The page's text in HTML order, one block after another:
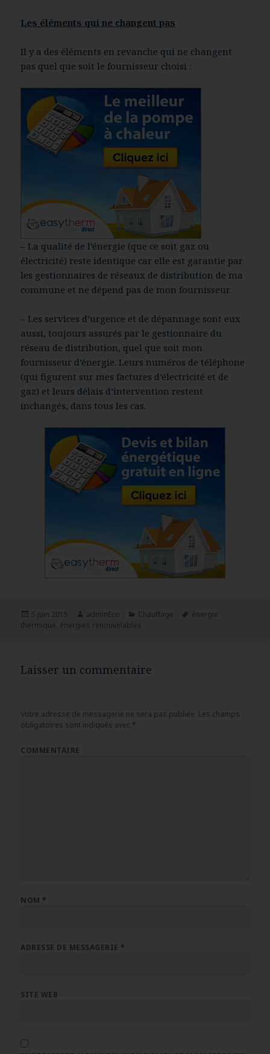
Les éléments qui ne changent pas
Il y a des éléments en revanche qui ne changent
pas quel que soit le fournisseur choisi :
– La qualité de l’énergie (que ce soit gaz ou
électricité) reste identique car elle est garantie par
les gestionnaires de réseaux de distribution de ma
commune et ne dépend pas de mon fournisseur.
– Les services d’urgence et de dépannage sont eux
aussi, toujours assurés par le gestionnaire du
réseau de distribution, quel que soit mon
fournisseur d’énergie. Leurs numéros de téléphone
(qui figurent sur mes factures d’électricité et de
gaz) et leurs délais d’intervention restent
inchangés, dans tous les cas.
Publié
le
5 juin 2015 Auteur
adminEco Catégories
Chauffage
Mots-
énergie
thermique, énergies renouvelables
Laisser un commentaire
Votre adresse de messagerie ne sera pas publiée. Les champs
obligatoires sont indiqués avec *
COMMENTAIRE
NOM*
ADRESSE DE MESSAGERIE*
SITE WEB